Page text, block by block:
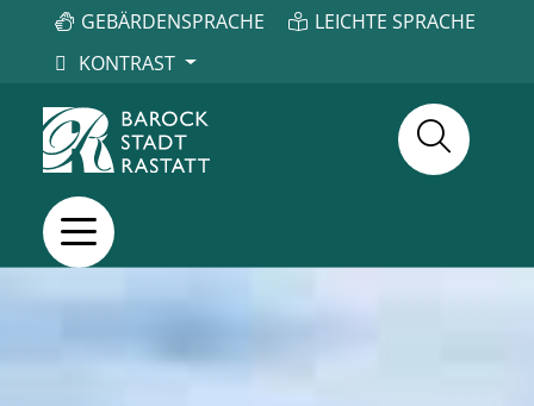
GEBÄRDENSPRACHE
LEICHTE SPRACHE
KONTRAST